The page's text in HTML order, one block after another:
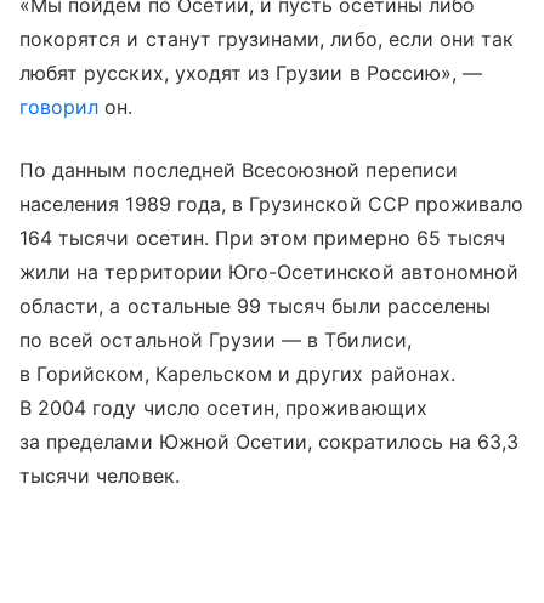
покорятся и станут грузинами, либо, если они так
любят русских, уходят из Грузии в Россию», —
говорил он.
По данным последней Всесоюзной переписи
населения 1989 года, в Грузинской ССР проживало
164 тысячи осетин. При этом примерно 65 тысяч
жили на территории Юго-Осетинской автономной
области, а остальные 99 тысяч были расселены
по всей остальной Грузии — в Тбилиси,
в Горийском, Карельском и других районах.
В 2004 году число осетин, проживающих
за пределами Южной Осетии, сократилось на 63,3
тысячи человек.